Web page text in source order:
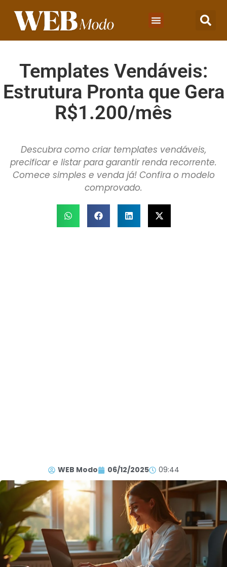
Templates Vendáveis:
Estrutura Pronta que Gera
R$1.200/mês
Descubra como criar templates vendáveis,
precificar e listar para garantir renda recorrente.
Comece simples e venda já! Confira o modelo
comprovado.
WEB Modo 06/12/2025 09:44